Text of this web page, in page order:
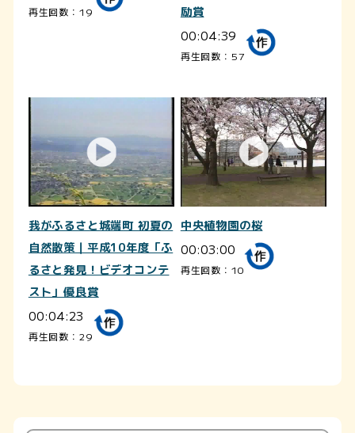
再生回数：19
励賞
00:04:39
再生回数：57
我がふるさと城端町 初夏の
自然散策｜平成10年度「ふ
るさと発見！ビデオコンテ
スト」優良賞
00:04:23
再生回数：29
中央植物園の桜
00:03:00
再生回数：10